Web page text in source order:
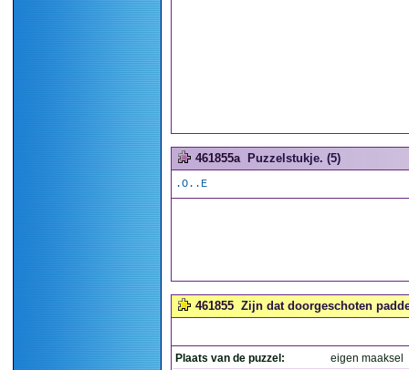
461855a Puzzelstukje. (5)
.O..E
461855 Zijn dat doorgeschoten
Plaats van de puzzel:
eigen maaksel